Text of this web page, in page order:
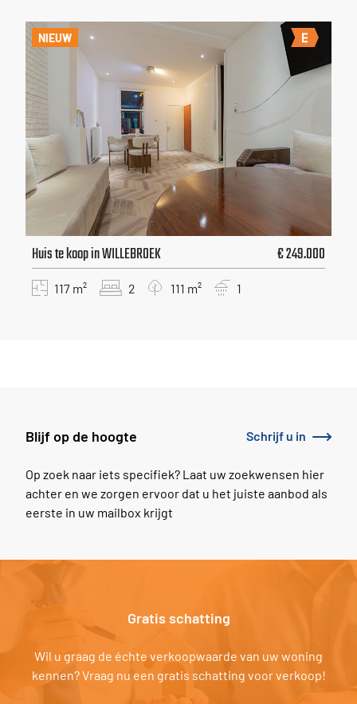
NIEUW
Huis te koop in WILLEBROEK € 249.000
117 m² 2 111 m² 1
Blijf op de hoogte Schrijf u in
Op zoek naar iets specifiek? Laat uw zoekwensen hier
achter en we zorgen ervoor dat u het juiste aanbod als
eerste in uw mailbox krijgt
Gratis schatting
Wil u graag de échte verkoopwaarde van uw woning
kennen? Vraag nu een gratis schatting voor verkoop!